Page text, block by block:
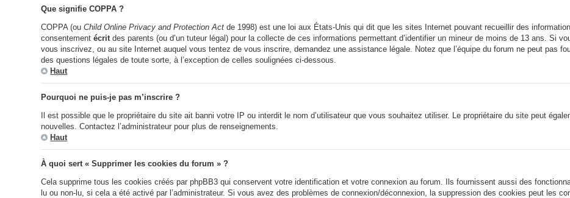
Que signifie COPPA ?
COPPA (ouChild Online Privacy and Protection Act de 1998) est une loi aux États-Unis qui dit que les sites Internet pouvant recueillir des
consentementécrit des parents (ou d’un tuteur légal) pour la collecte de ces informations permettant d’identifier un mineur de moins de 13 ans. Si
vous inscrivez, ou au site Internet auquel vous tentez de vous inscrire, demandez une assistance légale. Notez que l’équipe du forum ne peut pas
des questions légales de toute sorte, à l’exception de celles soulignées ci-dessous.
Haut
Pourquoi ne puis-je pas m’inscrire ?
Il est possible que le propriétaire du site ait banni votre IP ou interdit le nom d’utilisateur que vous souhaitez utiliser. Le propriétaire du site peut
nouvelles. Contactez l’administrateur pour plus de renseignements.
Haut
À quoi sert « Supprimer les cookies du forum » ?
Cela supprime tous les cookies créés par phpBB3 qui conservent votre identification et votre connexion au forum. Ils fournissent aussi des
lu ou non-lu, si cela a été activé par l’administrateur. Si vous avez des problèmes de connexion/déconnexion, la suppression des cookies peut les